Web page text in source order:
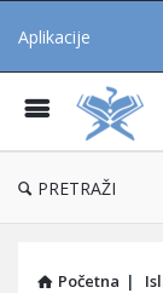
Aplikacije
PRETRAŽI
Početna |